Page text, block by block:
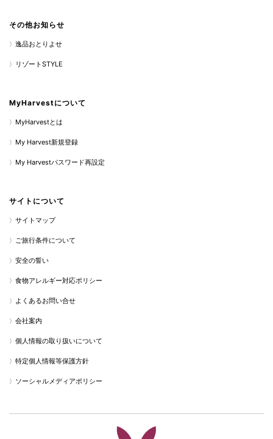
その他お知らせ
逸品おとりよせ
リゾートSTYLE
MyHarvestについて
MyHarvestとは
My Harvest新規登録
My Harvestパスワード再設定
サイトについて
サイトマップ
ご旅行条件について
安全の誓い
食物アレルギー対応ポリシー
よくあるお問い合せ
会社案内
個人情報の取り扱いについて
特定個人情報等保護方針
ソーシャルメディアポリシー